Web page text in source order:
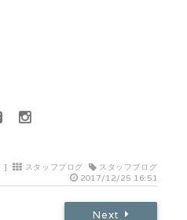
] スタッフブログ
スタッフブログ
2017/12/25 16:51
Next